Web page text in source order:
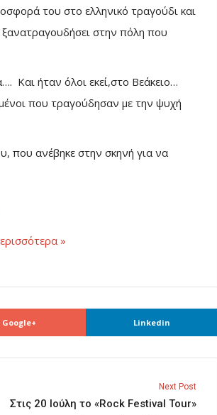
του στο ελληνικό τραγούδι και
στην πόλη που
Και ήταν όλοι εκεί,στο Βεάκειο…
που τραγούδησαν με την ψυχή
που ανέβηκε στην σκηνή για να
»
Google+ Linkedin
Next Post
Στις 20 Ιούλη το «Rock Festival Tour»